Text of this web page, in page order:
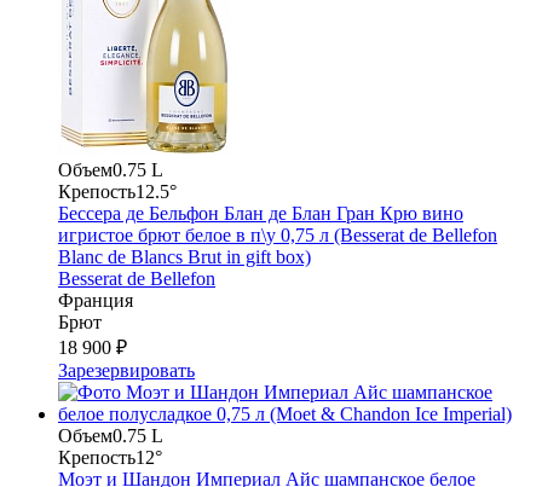
Объем0.75 L
Крепость12.5°
Бессера де Бельфон Блан де Блан Гран Крю вино
игристое брют белое в п\у 0,75 л (Besserat de Bellefon
Blanc de Blancs Brut in gift box)
Besserat de Bellefon
Франция
Брют
18 900 ₽
Зарезервировать
Объем0.75 L
Крепость12°
Моэт и Шандон Империал Айс шампанское белое